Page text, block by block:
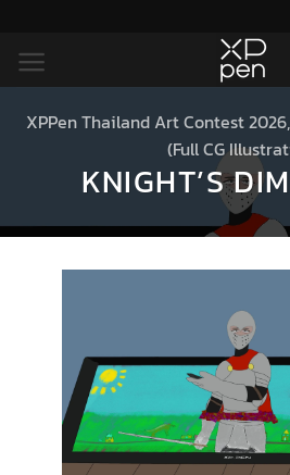
ยัง
เนื้อหา
XPPen Thailand Art Contest 2026,
(Full CG
KNIGHT’S